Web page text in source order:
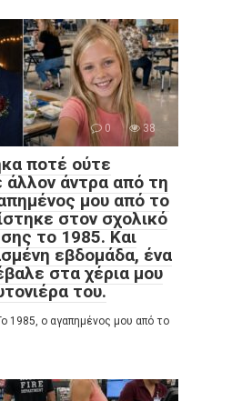
0 38
ποτέ ούτε
άντρα από τη
μου από το
στον σχολικό
το 1985. Και
εβδομάδα, ένα
στα χέρια μου
του.
1985, ο αγαπημένος μου από το